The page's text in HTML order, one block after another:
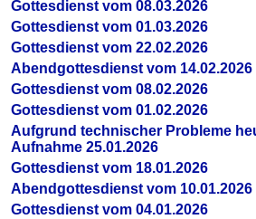
Gottesdienst vom 08.03.2026
Gottesdienst vom 01.03.2026
Gottesdienst vom 22.02.2026
Abendgottesdienst vom 14.02.2026
Gottesdienst vom 08.02.2026
Gottesdienst vom 01.02.2026
Aufgrund technischer Probleme
Aufnahme 25.01.2026
Gottesdienst vom 18.01.2026
Abendgottesdienst vom 10.01.2026
Gottesdienst vom 04.01.2026